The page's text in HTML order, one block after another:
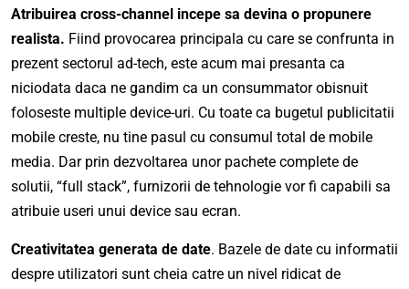
Atribuirea cross-channel incepe sa devina o propunere
realista. Fiind provocarea principala cu care se confrunta in
prezent sectorul ad-tech, este acum mai presanta ca
niciodata daca ne gandim ca un consummator obisnuit
foloseste multiple device-uri. Cu toate ca bugetul publicitatii
mobile creste, nu tine pasul cu consumul total de mobile
media. Dar prin dezvoltarea unor pachete complete de
solutii, “full stack”, furnizorii de tehnologie vor fi capabili sa
atribuie useri unui device sau ecran.
Creativitatea generata de date. Bazele de date cu informatii
despre utilizatori sunt cheia catre un nivel ridicat de